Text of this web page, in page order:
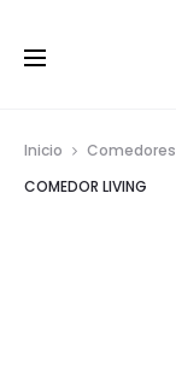
Inicio Comedores
COMEDOR LIVING